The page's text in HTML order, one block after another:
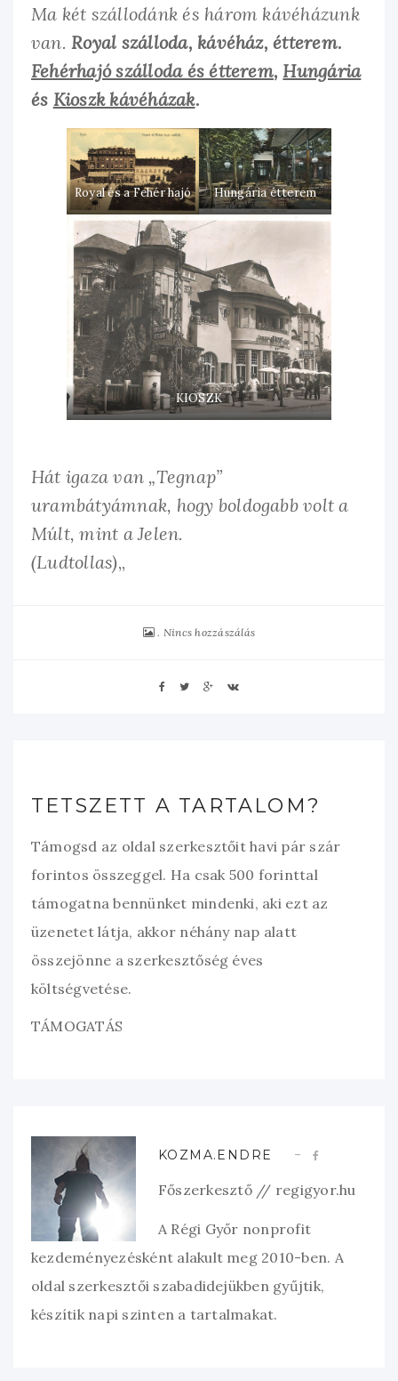
Ma két szállodánk és három kávéházunk
van.Royal szálloda, kávéház, étterem.
Fehérhajó szálloda és étterem,Hungária
és Kioszk kávéházak.
Royal és a Fehér hajó Hungária étterem
KIOSZK
Hát igaza van „Tegnap”
urambátyámnak, hogy boldogabb volt a
Múlt, mint a Jelen.
(Ludtollas)„
Nincs hozzászálás
TETSZETT A TARTALOM?
Támogsd az oldal szerkesztőit havi pár szár
forintos összeggel. Ha csak 500 forinttal
támogatna bennünket mindenki, aki ezt az
üzenetet látja, akkor néhány nap alatt
összejönne a szerkesztőség éves
költségvetése.
TÁMOGATÁS
KOZMA.ENDRE
Főszerkesztő // regigyor.hu
A Régi Győr nonprofit
kezdeményezésként alakult meg 2010-ben. A
oldal szerkesztői szabadidejükben gyűjtik,
készítik napi szinten a tartalmakat.